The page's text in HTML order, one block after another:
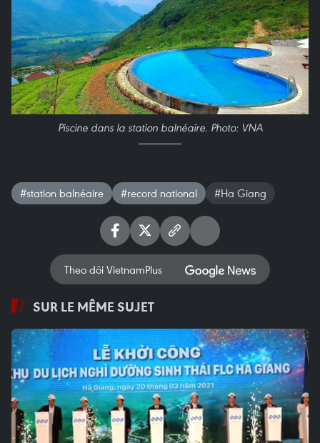
Piscine dans la station balnéaire. Photo: VNA
#station balnéaire #record national #Ha Giang
Theo dõi VietnamPlus
SUR LE MÊME SUJET